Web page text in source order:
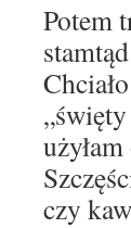
Potem
czy